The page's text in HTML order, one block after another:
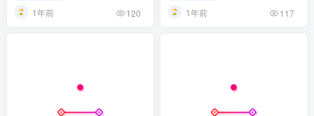
1年前 120 1年前 117